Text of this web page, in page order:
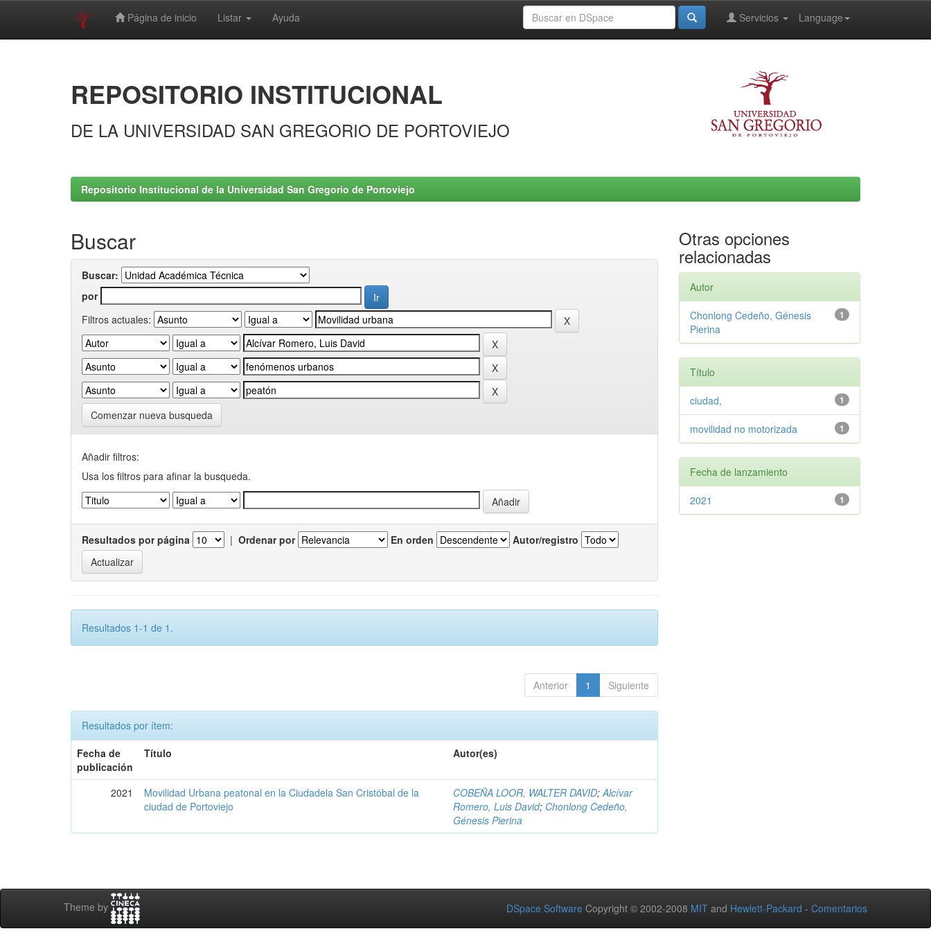
Página de inicio Listar Ayuda Language
Servicios
REPOSITORIO INSTITUCIONAL
DE LA UNIVERSIDAD SAN GREGORIO DE PORTOVIEJO
Repositorio Institucional de la Universidad San Gregorio de Portoviejo
Buscar
Buscar:
por
Filtros actuales:
Comenzar nueva busqueda
Añadir filtros:
Usa los filtros para afinar la busqueda.
Resultados por página | Ordenar por En orden Autor/registro
Resultados 1-1 de 1.
Anterior 1 Siguiente
Resultados por ítem:
Fecha de
publicación
Título Autor(es)
2021
Movilidad Urbana peatonal en la Ciudadela San Cristóbal de la
ciudad de Portoviejo
COBEÑA LOOR, WALTER DAVID;Alcívar
Romero, Luis David; Chonlong Cedeño,
Génesis Pierina
Otras opciones
relacionadas
Autor
1
Chonlong Cedeño, Génesis
Pierina
Título
1
ciudad,
1
movilidad no motorizada
Fecha de lanzamiento
1
2021
Theme by DSpace Software Copyright © 2002-2008 MIT and Hewlett-Packard - Comentarios